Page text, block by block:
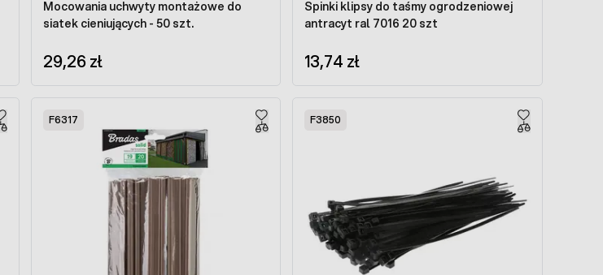
Mocowania uchwyty montażowe do
siatek cieniujących - 50 szt.
29,26 zł
Spinki klipsy do taśmy ogrodzeniowej
antracyt ral 7016 20 szt
13,74 zł
F6317 F3850